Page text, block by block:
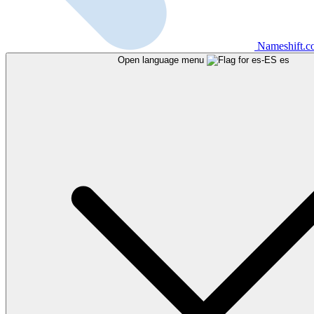
Open language menu es